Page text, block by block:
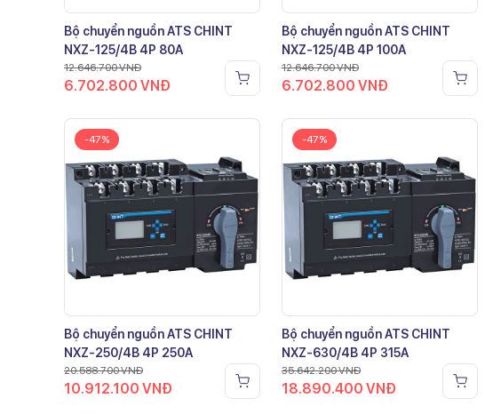
Bộ chuyển nguồn ATS CHINT
NXZ-125/4B 4P 80A
12.646.700VNĐ
6.702.800 VNĐ
Bộ chuyển nguồn ATS CHINT
NXZ-125/4B 4P 100A
12.646.700VNĐ
6.702.800 VNĐ
-47%
Bộ chuyển nguồn ATS CHINT
NXZ-250/4B 4P 250A
20.588.700VNĐ
10.912.100 VNĐ
-47%
Bộ chuyển nguồn ATS CHINT
NXZ-630/4B 4P 315A
35.642.200VNĐ
18.890.400 VNĐ